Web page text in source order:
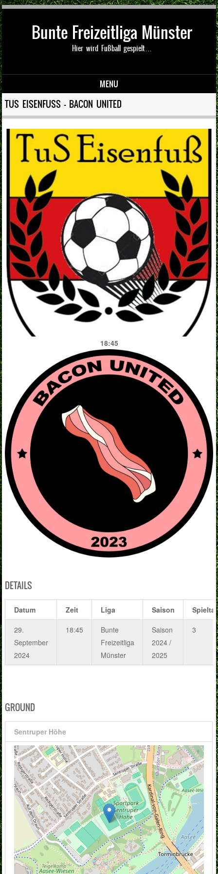
Bunte Freizeitliga Münster
Hier wird Fußball gespielt…
MENU
Skip to content
TUS EISENFUSS — BACON UNITED
18:45
DETAILS
Datum Zeit Liga Saison
29.
September
2024
18:45
Bunte
Freizeitliga
Münster
Saison
2024 /
2025
3
GROUND
Sentruper Höhe